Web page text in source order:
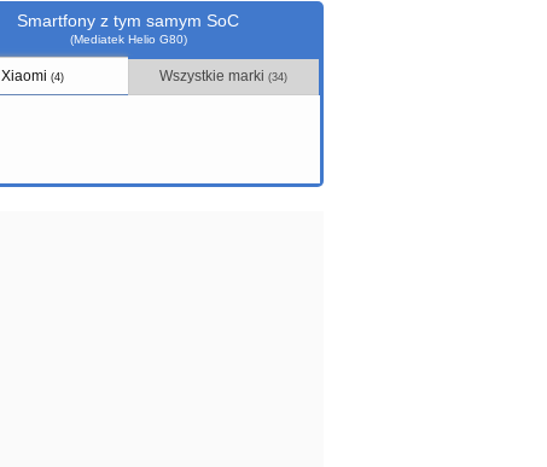
Smartfony z tym samym SoC
(Mediatek Helio G80)
Xiaomi(4) Wszystkie marki(34)